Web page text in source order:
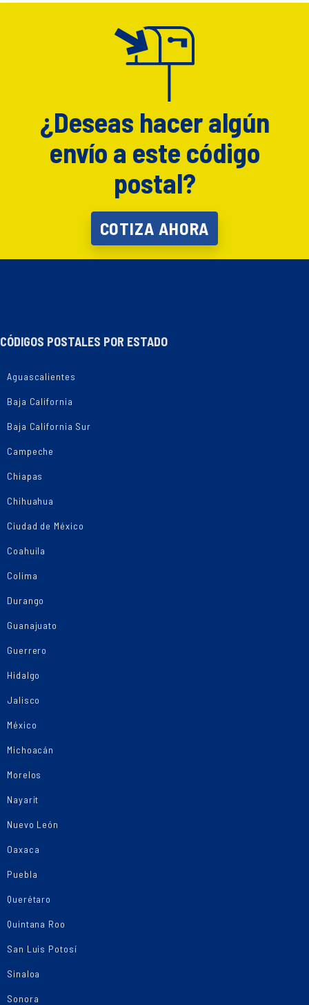
¿Deseas hacer algún
envío a este código
postal?
COTIZA AHORA
CÓDIGOS POSTALES POR ESTADO
Aguascalientes
Baja California
Baja California Sur
Campeche
Chiapas
Chihuahua
Ciudad de México
Coahuila
Colima
Durango
Guanajuato
Guerrero
Hidalgo
Jalisco
México
Michoacán
Morelos
Nayarit
Nuevo León
Oaxaca
Puebla
Querétaro
Quintana Roo
San Luis Potosí
Sinaloa
Sonora